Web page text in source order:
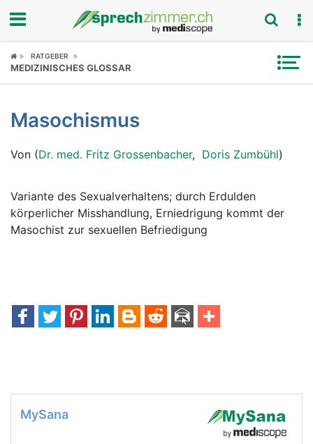
Fokus
Symptome
Untersuchungen
News
Ratgeber
RATGEBER
MEDIZINISCHES GLOSSAR
Masochismus
Von (Dr. med. Fritz Grossenbacher, Doris Zumbühl)
Variante des Sexualverhaltens; durch Erdulden
körperlicher Misshandlung, Erniedrigung kommt der
Masochist zur sexuellen Befriedigung
MySana